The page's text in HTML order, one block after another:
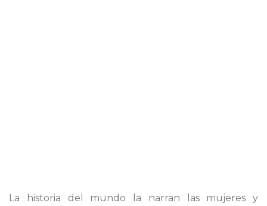
La historia del mundo la narran las mujeres y